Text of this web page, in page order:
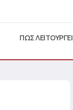
ΠΩΣ ΛΕΙΤΟΥΡΓΕΙ